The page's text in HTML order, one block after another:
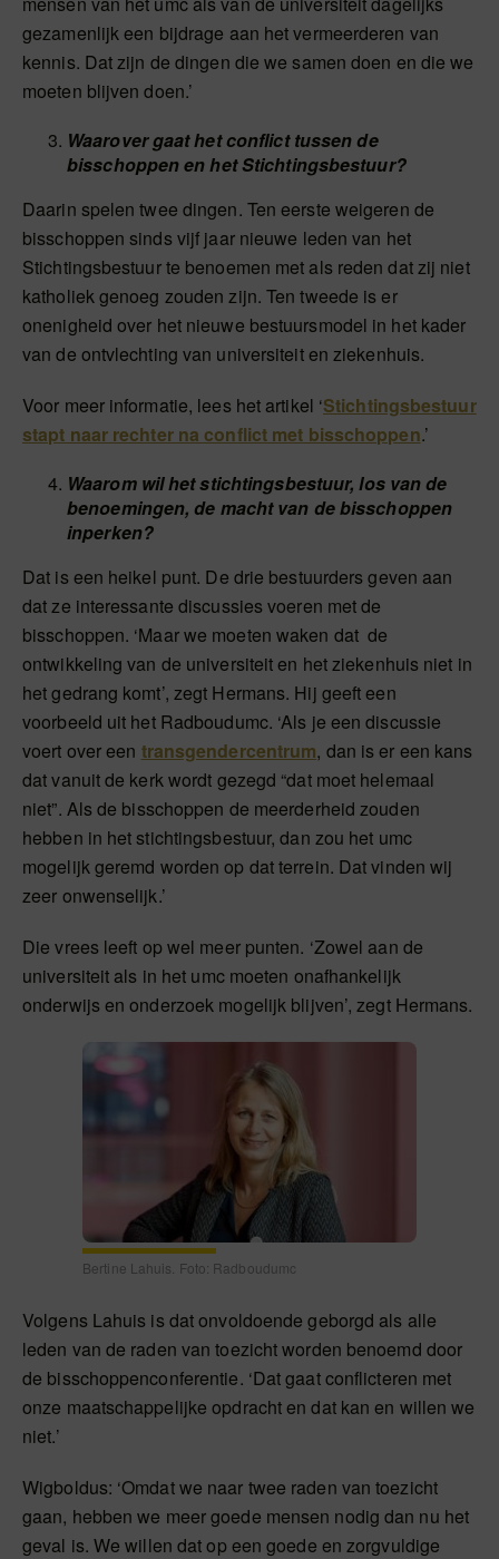
gezamenlijk een bijdrage aan het vermeerderen van
kennis. Dat zijn de dingen die we samen doen en die we
moeten blijven doen.’
Waarover gaat het conflict tussen de
bisschoppen en het Stichtingsbestuur?
Daarin spelen twee dingen. Ten eerste weigeren de
bisschoppen sinds vijf jaar nieuwe leden van het
Stichtingsbestuur te benoemen met als reden dat zij niet
katholiek genoeg zouden zijn. Ten tweede is er
onenigheid over het nieuwe bestuursmodel in het kader
van de ontvlechting van universiteit en ziekenhuis.
Voor meer informatie, lees het artikel ‘Stichtingsbestuur
stapt naar rechter na conflict met bisschoppen.’
Waarom wil het stichtingsbestuur, los van de
benoemingen, de macht van de bisschoppen
inperken?
Dat is een heikel punt. De drie bestuurders geven aan
dat ze interessante discussies voeren met de
bisschoppen. ‘Maar we moeten waken dat de
ontwikkeling van de universiteit en het ziekenhuis niet in
het gedrang komt’, zegt Hermans. Hij geeft een
voorbeeld uit het Radboudumc. ‘Als je een discussie
voert over een transgendercentrum, dan is er een kans
dat vanuit de kerk wordt gezegd “dat moet helemaal
niet”. Als de bisschoppen de meerderheid zouden
hebben in het stichtingsbestuur, dan zou het umc
mogelijk geremd worden op dat terrein. Dat vinden wij
zeer onwenselijk.’
Die vrees leeft op wel meer punten. ‘Zowel aan de
universiteit als in het umc moeten onafhankelijk
onderwijs en onderzoek mogelijk blijven’, zegt Hermans.
Bertine Lahuis. Foto: Radboudumc
Volgens Lahuis is dat onvoldoende geborgd als alle
leden van de raden van toezicht worden benoemd door
de bisschoppenconferentie. ‘Dat gaat conflicteren met
onze maatschappelijke opdracht en dat kan en willen we
niet.’
Wigboldus: ‘Omdat we naar twee raden van toezicht
gaan, hebben we meer goede mensen nodig dan nu het
geval is. We willen dat op een goede en zorgvuldige